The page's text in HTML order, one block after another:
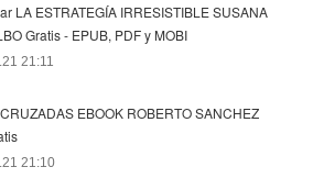
LA ESTRATEGÍA IRRESISTIBLE SUSANA
Gratis - EPUB, PDF y MOBI
21:11
EBOOK ROBERTO SANCHEZ
21:10